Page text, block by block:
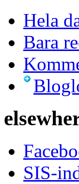
Hela
Bara
SIS-